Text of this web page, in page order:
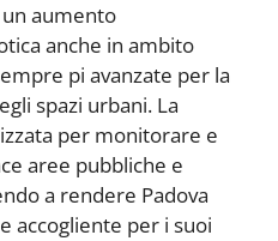
aumento
anche in ambito
pi avanzate per la
spazi urbani. La
per monitorare e
aree pubbliche e
a rendere Padova
accogliente per i suoi